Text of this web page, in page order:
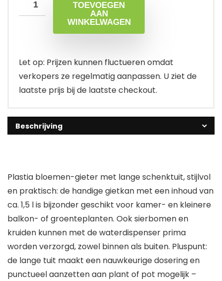
TOEVOEGEN
AAN
WINKELWAGEN
Let op: Prijzen kunnen fluctueren omdat
verkopers ze regelmatig aanpassen. U ziet de
laatste prijs bij de laatste checkout.
Beschrijving
Plastia bloemen-gieter met lange schenktuit, stijlvol
en praktisch: de handige gietkan met een inhoud van
ca. 1,5 l is bijzonder geschikt voor kamer- en kleinere
balkon- of groenteplanten. Ook sierbomen en
kruiden kunnen met de waterdispenser prima
worden verzorgd, zowel binnen als buiten. Pluspunt:
de lange tuit maakt een nauwkeurige dosering en
punctueel aanzetten aan plant of pot mogelijk –